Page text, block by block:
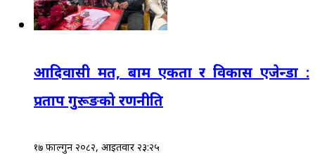
आदिवासी मत, बाम एकता र विकास एजेन्डा :
प्रताप गुरूङको रणनीति
१७ फाल्गुन २०८२, आईतवार २३:२५